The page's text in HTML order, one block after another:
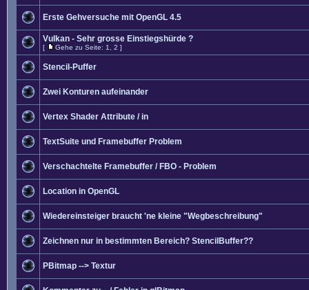
Erste Gehversuche mit OpenGL 4.5
Vulkan - Sehr grosse Einstiegshürde ?
[ Gehe zu Seite: 1 2 ]
Stencil-Puffer
Zwei Konturen aufeinander
Vertex Shader Attribute / in
TextSuite und Framebuffer Problem
Verschachtelte Framebuffer / FBO - Problem
Location in OpenGL
Wiedereinsteiger braucht 'ne kleine "Wegbeschreibung"
Zeichnen nur in bestimmten Bereich? StencilBuffer??
PBitmap --> Textur